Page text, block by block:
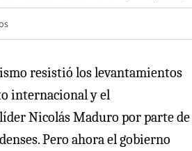
resistió los levantamientos
internacional y el
Nicolás Maduro por parte de
Pero ahora el gobierno